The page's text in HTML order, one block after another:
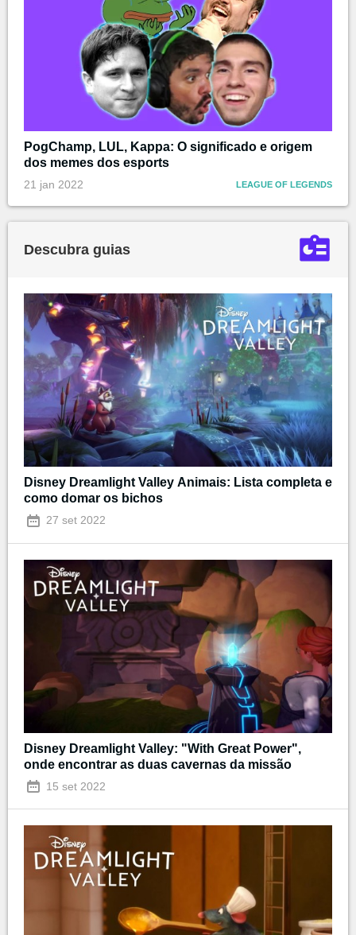
PogChamp, LUL, Kappa: O significado e origem
dos memes dos esports
21 jan 2022 LEAGUE OF LEGENDS
Descubra guias
Disney Dreamlight Valley Animais: Lista completa e
como domar os bichos
27 set 2022
Disney Dreamlight Valley: "With Great Power",
onde encontrar as duas cavernas da missão
15 set 2022